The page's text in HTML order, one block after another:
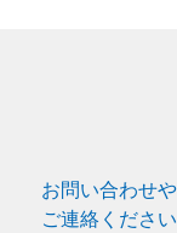
お問い合わせ
ご連絡ください